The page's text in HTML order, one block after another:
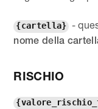
{cartella} -
nome della
RISCHIO